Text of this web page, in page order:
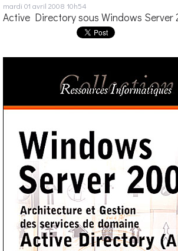
mardi 01 avril 2008 10h54
Active Directory sous Windows Server